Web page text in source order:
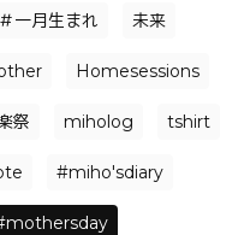
一月生まれ 未来
Homesessions
祭 miholog tshirt
#miho'sdiary